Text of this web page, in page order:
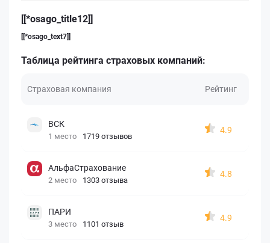
[[*osago_title12]]
[[*osago_text7]]
Таблица рейтинга страховых компаний:
Страховая компания Рейтинг
ВСК
1 место 1719 отзывов
4.9
АльфаСтрахование
2 место 1303 отзыва
4.8
ПАРИ
3 место 1101 отзыв
4.9